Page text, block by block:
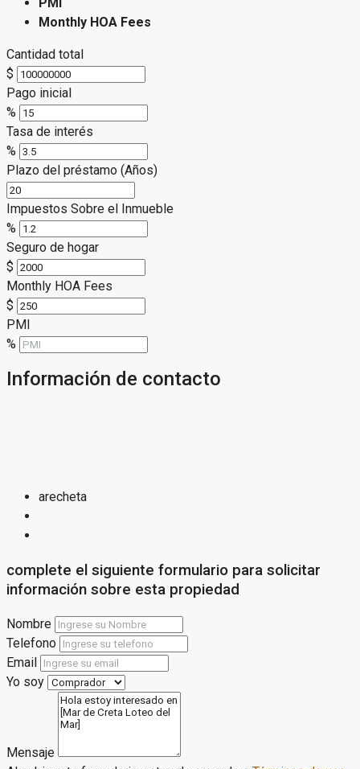
Monthly HOA Fees
Cantidad total
$
Pago inicial
%
Tasa de interés
%
Plazo del préstamo (Años)
Impuestos Sobre el Inmueble
%
Seguro de hogar
$
Monthly HOA Fees
$
PMI
%
Información de contacto
arecheta
complete el siguiente formulario para solicitar
información sobre esta propiedad
Nombre
Telefono
Email
Yo soy
Mensaje